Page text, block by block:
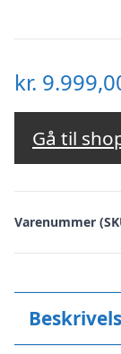
kr.
Gå til
Varenummer